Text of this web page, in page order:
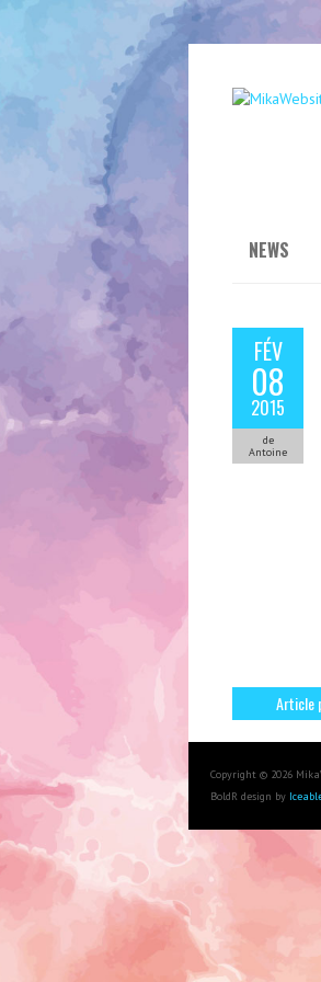
NEWS
FÉV
08
2015
de
Antoine
Article
Copyright © 2026
BoldR design by